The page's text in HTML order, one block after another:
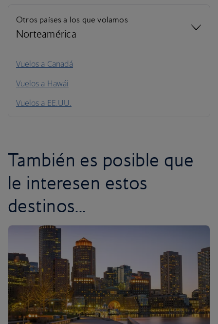
Otros países a los que volamos
Norteamérica
Norteamérica
Sudamérica
Vuelos a Canadá
Vuelos a Hawái
Vuelos a EE.UU.
También es posible que
le interesen estos
destinos...